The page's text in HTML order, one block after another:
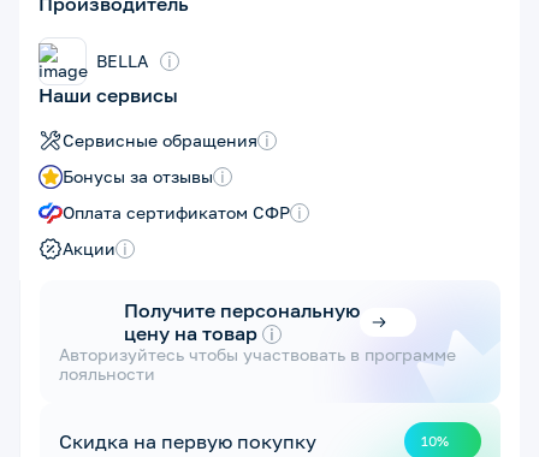
BELLA i
Наши сервисы
Сервисные обращения i
Бонусы за отзывы i
Оплата сертификатом СФР i
Акции i
Получите персональную
цену на товар i
Авторизуйтесь чтобы участвовать в программе
лояльности
Скидка на первую покупку 10%